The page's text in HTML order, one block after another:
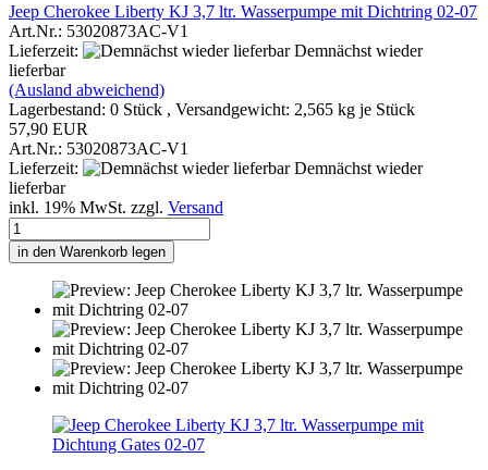
Jeep Cherokee Liberty KJ 3,7 ltr. Wasserpumpe mit Dichtring 02-07
Art.Nr.: 53020873AC-V1
Lieferzeit:
Demnächst wieder
lieferbar
(Ausland abweichend)
Lagerbestand: 0 Stück , Versandgewicht: 2,565 kg je Stück
57,90 EUR
Art.Nr.: 53020873AC-V1
Lieferzeit:
Demnächst wieder
lieferbar
inkl. 19% MwSt. zzgl. Versand
in den Warenkorb legen